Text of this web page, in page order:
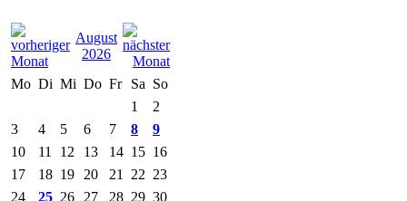
August
2026
Mo Di Mi Do Fr Sa So
1
2
3
4 5 6 7 8
9
10
11 12 13 14 15 16
17
18 19 20 21 22 23
24
25 26 27 28 29 30